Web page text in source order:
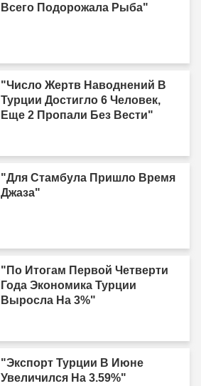
Всего Подорожала Рыба"
"Число Жертв Наводнений В
Турции Достигло 6 Человек,
Еще 2 Пропали Без Вести"
"Для Стамбула Пришло Время
Джаза"
"По Итогам Первой Четверти
Года Экономика Турции
Выросла На 3%"
"Экспорт Турции В Июне
Увеличился На 3.59%"